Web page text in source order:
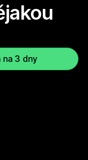
3 dny